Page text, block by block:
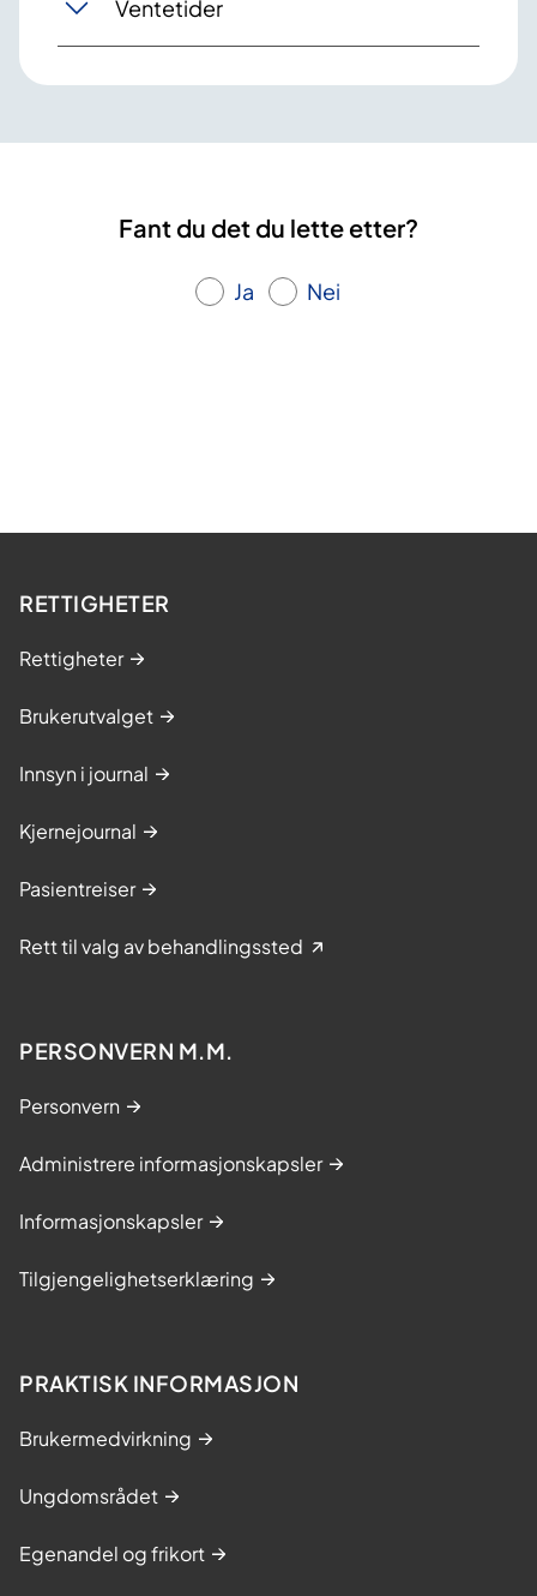
Ventetider
Fant du det du lette etter?
Ja Nei
RETTIGHETER
Rettigheter
Brukerutvalget
Innsyn i journal
Kjernejournal
Pasientreiser
Rett til valg av behandlingssted
PERSONVERN M.M.
Personvern
Administrere informasjonskapsler
Informasjonskapsler
Tilgjengelighetserklæring
PRAKTISK INFORMASJON
Brukermedvirkning
Ungdomsrådet
Egenandel og frikort